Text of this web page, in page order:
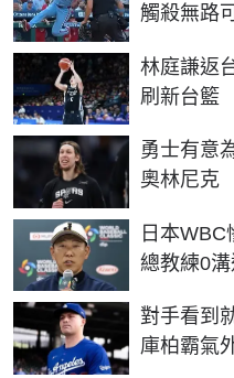
觸殺無路
林庭謙返
刷新台籃
勇士有意
奧林尼克
日本
總教練0
對手看到
庫柏霸氣